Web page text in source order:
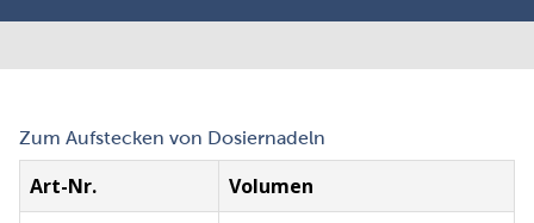
Zum Aufstecken von Dosiernadeln
Art-Nr.
Volumen